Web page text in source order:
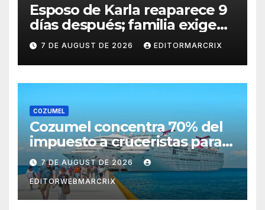
Esposo de Karla reaparece 9
días después; familia exige
custodia de su hijo
7 DE AUGUST DE 2026 EDITORMARCRIX
COZUMEL
Cozumel concentra 70% del
impuesto a cruceristas para
nuevas obras
7 DE AUGUST DE 2026
EDITORWEBMARCRIX